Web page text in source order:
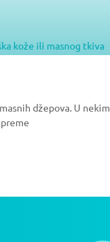
kože ili masnog tkiva
džepova. U